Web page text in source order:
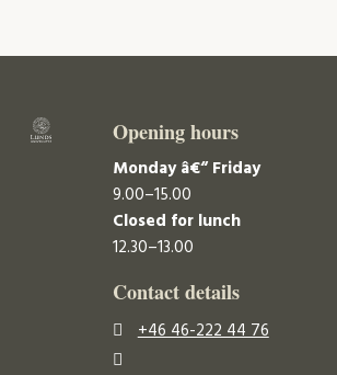
Opening hours
Monday â€“ Friday
9.00–15.00
Closed for lunch
12.30–13.00
Contact details
+46 46-222 44 76